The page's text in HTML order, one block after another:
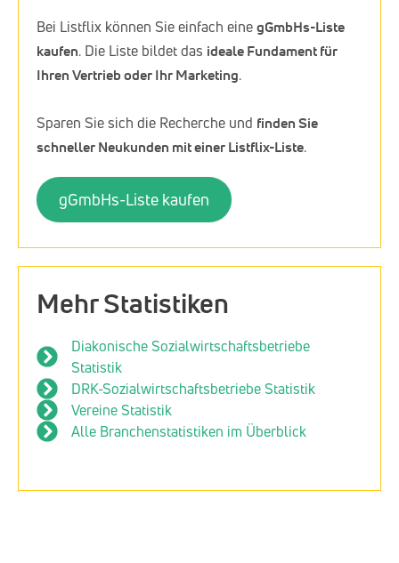
Bei Listflix können Sie einfach einegGmbHs-Liste
kaufen. Die Liste bildet das ideale Fundament für
Ihren Vertrieb oder Ihr Marketing.
Sparen Sie sich die Recherche und finden Sie
schneller Neukunden mit einer Listflix-Liste.
gGmbHs-Liste kaufen
Mehr Statistiken
Diakonische Sozialwirtschaftsbetriebe
Statistik
DRK-Sozialwirtschaftsbetriebe Statistik
Vereine Statistik
Alle Branchenstatistiken im Überblick